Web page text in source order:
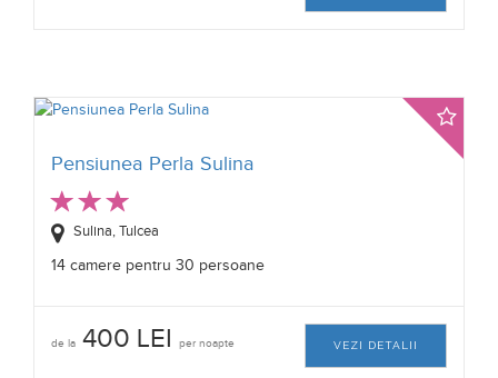
Pensiunea Perla Sulina
Sulina, Tulcea
14 camere pentru 30 persoane
de la 400 LEI per noapte VEZI DETALII